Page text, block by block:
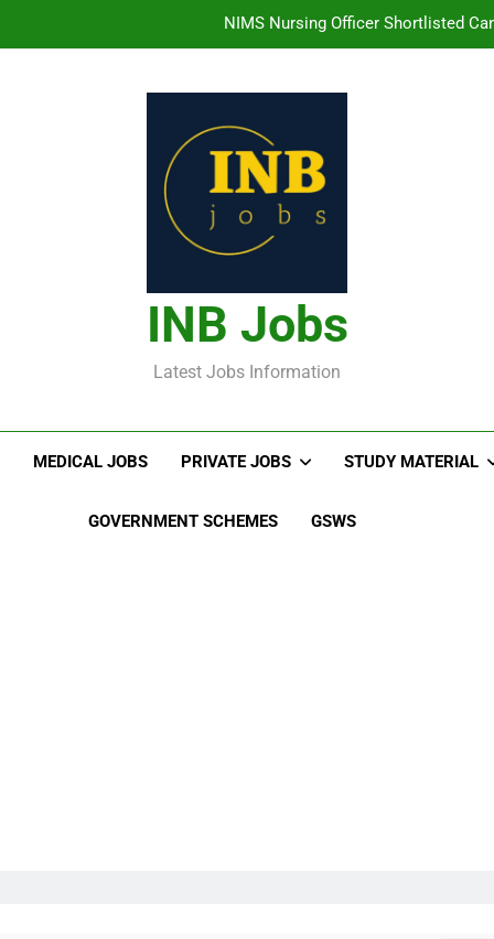
NIMS Nursing Officer Shortlisted
NIMS Nursing Officer Shortlisted
INB Jobs
Latest Jobs Information
MEDICAL JOBS PRIVATE JOBS STUDY MATERIAL
GOVERNMENT SCHEMES GSWS